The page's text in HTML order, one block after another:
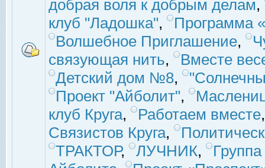
добрая воля к добрым делам,
клуб "Ладошка",
Программа
Волшебное Приглашение,
связующая нить,
Вместе
Детский дом №8,
Проект "Айболит",
клуб Круга, Работаем вместе
Связистов Круга,
ТРАКТОР, ЛУЧНИК,